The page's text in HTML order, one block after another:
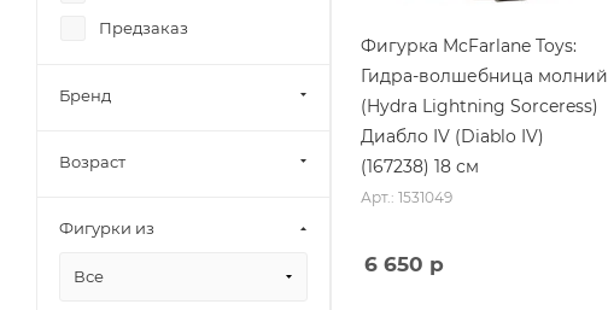
Фигурка McFarlane Toys:
Гидра-волшебница молний
(Hydra Lightning Sorceress)
Диабло IV (Diablo IV)
(167238) 18 см
Арт.: 1531049
6 650 р
Предзаказ
Бренд
Возраст
Фигурки из
Все